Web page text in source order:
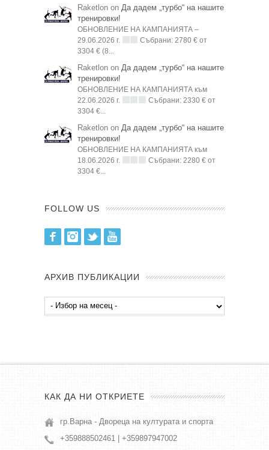
Raketlon on Да дадем „турбо“ на нашите
тренировки!
ОБНОВЛЕНИЕ НА КАМПАНИЯТА –
29.06.2026 г.
Събрани: 2780 € от
3304 € (8...
Raketlon on Да дадем „турбо“ на нашите
тренировки!
ОБНОВЛЕНИЕ НА КАМПАНИЯТА към
22.06.2026 г.
Събрани: 2330 € от
3304 €...
Raketlon on Да дадем „турбо“ на нашите
тренировки!
ОБНОВЛЕНИЕ НА КАМПАНИЯТА към
18.06.2026 г.
Събрани: 2280 € от
3304 €...
FOLLOW US
FacebookInstagram
Twitter
АРХИВ ПУБЛИКАЦИИ
Архив
публикации
КАК ДА НИ ОТКРИЕТЕ
гр.Варна - Двореца на културата и спорта
+359888502461 | +359897947002